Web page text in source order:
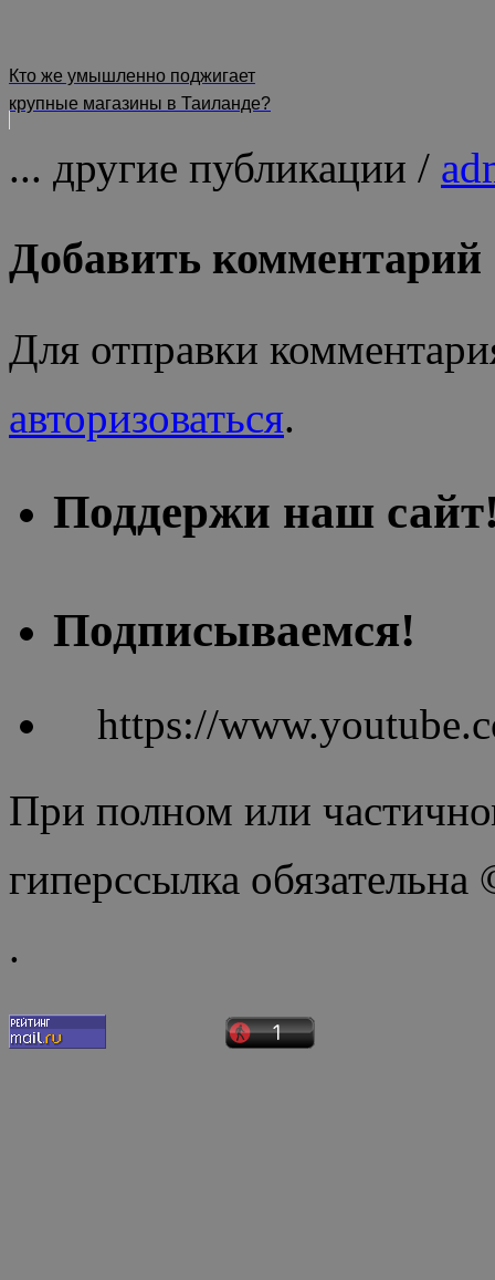
Кто же умышленно поджигает
крупные магазины в Таиланде?
... другие публикации /
Добавить комментарий
Для отправки
авторизоваться.
Поддержи наш
Подписываемся!
https://
При полном или
гиперссылка
.